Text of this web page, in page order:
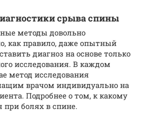
срыва спины
методы довольно
как правило, даже опытный
диагноз на основе только
исследования. В каждом
метод исследования
врачом индивидуально на
Подробнее о том, к какому
при болях в спине.